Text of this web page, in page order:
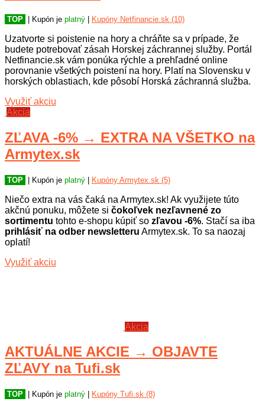
TOP | Kupón je platný Kupóny Netfinancie.sk (10)
Uzatvorte si poistenie na hory a chráňte sa v prípade, že
budete potrebovať zásah Horskej záchrannej služby. Portál
Netfinancie.sk vám ponúka rýchle a prehľadné online
porovnanie všetkých poistení na hory. Platí na Slovensku v
horských oblastiach, kde pôsobí Horská záchranná služba.
Využiť akciu
Akcia
ZĽAVA -6% → EXTRA NA VŠETKO na
Armytex.sk
TOP | Kupón je platný | Kupóny Armytex.sk (5)
Niečo extra na vás čaká na Armytex.sk! Ak využijete túto
akčnú ponuku, môžete si čokoľvek nezľavnené zo
sortimentu tohto e-shopu kúpiť so zľavou -6%. Stačí sa iba
prihlásiť na odber newsletteru Armytex.sk. To sa naozaj
oplatí!
Využiť akciu
Akcia
AKTUÁLNE AKCIE → OBJAVTE
ZĽAVY na Tufi.sk
TOP | Kupón je platný Kupóny Tufi.sk (8)